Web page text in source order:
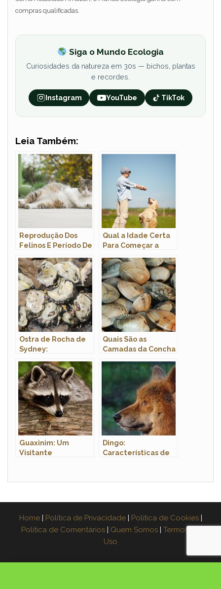
compras qualificadas.
Siga o Mundo Ecologia
Curiosidades da natureza em 30s — bichos, plantas
e recordes.
Instagram YouTube TikTok
Leia Também:
Reprodução Dos
Felinos E Período De
Qual a Idade Certa
Para Começar a
Ostra de Rocha de
Sydney:
Nome Científico e
Fotos
Quais São as
Camadas da Concha
Bivalves?
Guaxinim: Um
Visitante
Dingo:
Características de
Home | Política de Privacidade | Política de Cookies |
Política de Comentários | Quem Somos | Termos de
Uso